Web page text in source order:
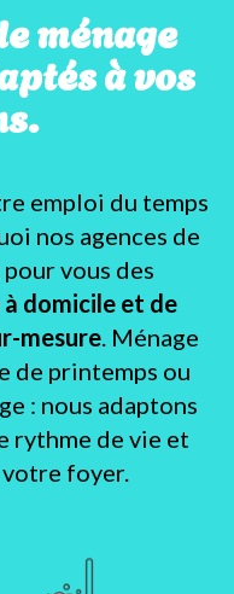
ménage
à vos
emploi du temps
nos agences de
vous des
à domicile et de
mesure. Ménage
de printemps ou
: nous adaptons
rythme de vie et
foyer.